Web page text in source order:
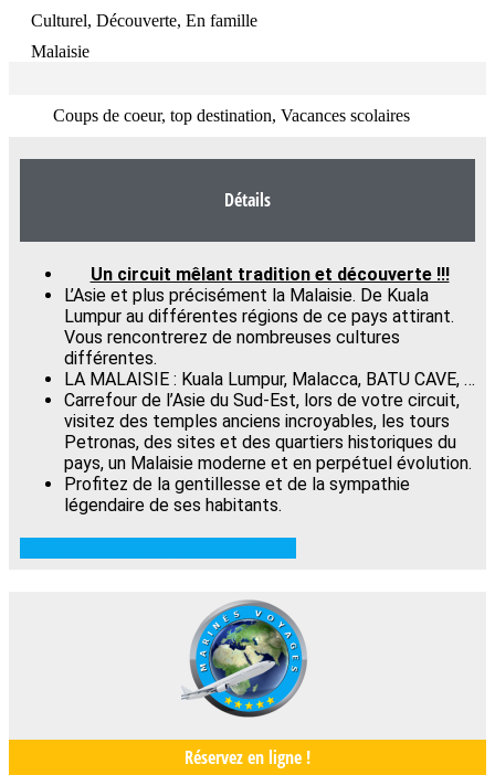
Culturel, Découverte, En famille
Malaisie
Coups de coeur, top destination, Vacances scolaires
Détails
Un circuit mêlant tradition et découverte !!!
L’Asie et plus précisément la Malaisie. De Kuala
Lumpur au différentes régions de ce pays attirant.
Vous rencontrerez de nombreuses cultures
différentes.
LA MALAISIE : Kuala Lumpur, Malacca, BATU CAVE, …
Carrefour de l’Asie du Sud-Est, lors de votre circuit,
visitez des temples anciens incroyables, les tours
Petronas, des sites et des quartiers historiques du
pays, un Malaisie moderne et en perpétuel évolution.
Profitez de la gentillesse et de la sympathie
légendaire de ses habitants.
Réservez en ligne !